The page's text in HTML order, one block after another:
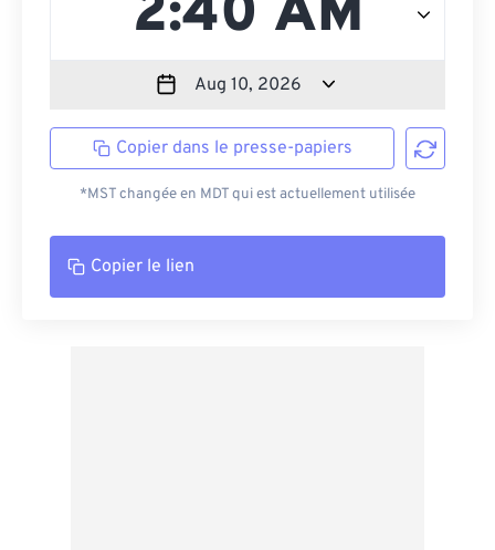
Copier dans le presse-papiers
*MST changée en MDT qui est actuellement utilisée
Copier le lien